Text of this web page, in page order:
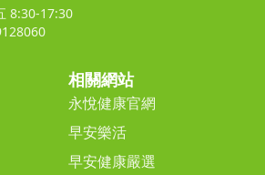
8:30-17:30
相關網站
永悅健康官網
早安樂活
早安健康嚴選